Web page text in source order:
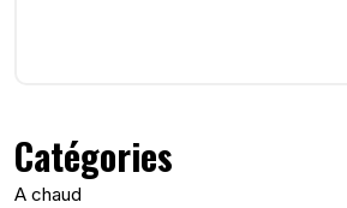
Catégories
A chaud